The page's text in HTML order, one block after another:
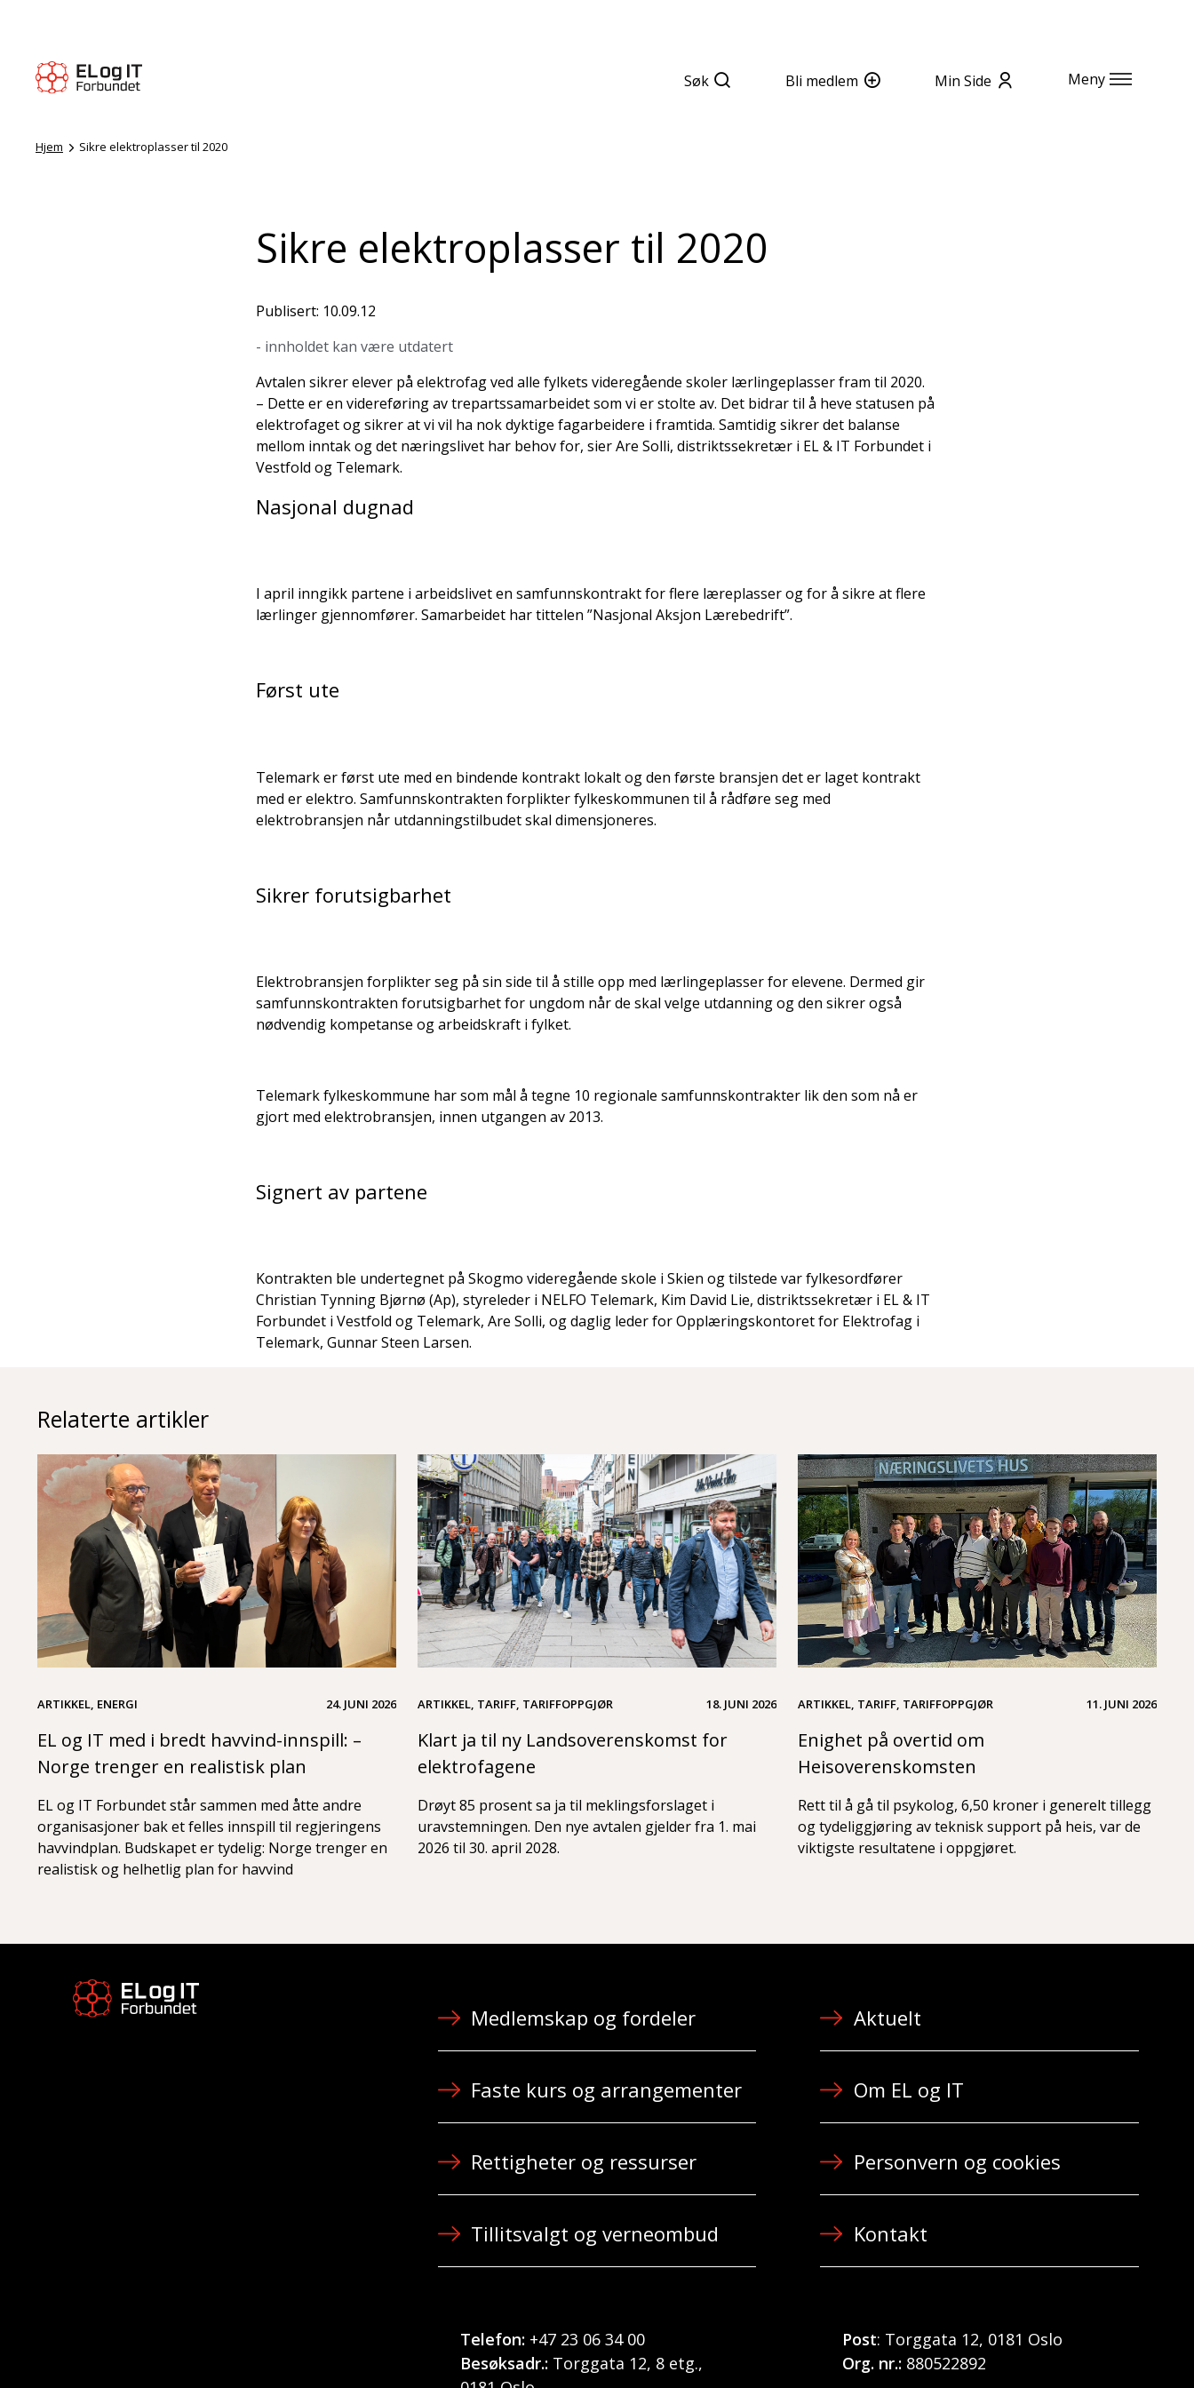
Søk Bli medlem Min Side Meny
Hjem Sikre elektroplasser til 2020
Sikre elektroplasser til 2020
Publisert: 10.09.12
- innholdet kan være utdatert
Avtalen sikrer elever på elektrofag ved alle fylkets videregående skoler lærlingeplasser fram til 2020.
– Dette er en videreføring av trepartssamarbeidet som vi er stolte av. Det bidrar til å heve statusen på
elektrofaget og sikrer at vi vil ha nok dyktige fagarbeidere i framtida. Samtidig sikrer det balanse
mellom inntak og det næringslivet har behov for, sier Are Solli, distriktssekretær i EL & IT Forbundet i
Vestfold og Telemark.
Nasjonal dugnad
I april inngikk partene i arbeidslivet en samfunnskontrakt for flere læreplasser og for å sikre at flere
lærlinger gjennomfører. Samarbeidet har tittelen ”Nasjonal Aksjon Lærebedrift”.
Først ute
Telemark er først ute med en bindende kontrakt lokalt og den første bransjen det er laget kontrakt
med er elektro. Samfunnskontrakten forplikter fylkeskommunen til å rådføre seg med
elektrobransjen når utdanningstilbudet skal dimensjoneres.
Sikrer forutsigbarhet
Elektrobransjen forplikter seg på sin side til å stille opp med lærlingeplasser for elevene. Dermed gir
samfunnskontrakten forutsigbarhet for ungdom når de skal velge utdanning og den sikrer også
nødvendig kompetanse og arbeidskraft i fylket.
Telemark fylkeskommune har som mål å tegne 10 regionale samfunnskontrakter lik den som nå er
gjort med elektrobransjen, innen utgangen av 2013.
Signert av partene
Kontrakten ble undertegnet på Skogmo videregående skole i Skien og tilstede var fylkesordfører
Christian Tynning Bjørnø (Ap), styreleder i NELFO Telemark, Kim David Lie, distriktssekretær i EL & IT
Forbundet i Vestfold og Telemark, Are Solli, og daglig leder for Opplæringskontoret for Elektrofag i
Telemark, Gunnar Steen Larsen.
Relaterte artikler
ARTIKKEL, ENERGI 24. JUNI 2026
EL og IT med i bredt havvind-innspill: –
Norge trenger en realistisk plan
EL og IT Forbundet står sammen med åtte andre
organisasjoner bak et felles innspill til regjeringens
havvindplan. Budskapet er tydelig: Norge trenger en
realistisk og helhetlig plan for havvind
ARTIKKEL, TARIFF, TARIFFOPPGJØR 18. JUNI 2026
Klart ja til ny Landsoverenskomst for
elektrofagene
Drøyt 85 prosent sa ja til meklingsforslaget i
uravstemningen. Den nye avtalen gjelder fra 1. mai
2026 til 30. april 2028.
ARTIKKEL, TARIFF, TARIFFOPPGJØR 11. JUNI 2026
Enighet på overtid om
Heisoverenskomsten
Rett til å gå til psykolog, 6,50 kroner i generelt tillegg
og tydeliggjøring av teknisk support på heis, var de
viktigste resultatene i oppgjøret.
Medlemskap og fordeler
Faste kurs og arrangementer
Rettigheter og ressurser
Tillitsvalgt og verneombud
Telefon:+47 23 06 34 00
Besøksadr.:Torggata 12, 8 etg.,
Aktuelt
Om EL og IT
Personvern og cookies
Kontakt
Post: Torggata 12, 0181 Oslo
Org. nr.: 880522892